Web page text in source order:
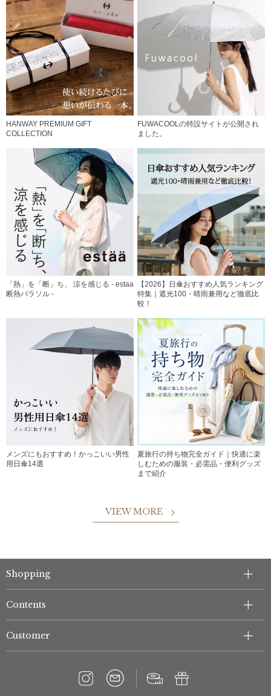
HANWAY PREMIUM GIFT
COLLECTION
FUWACOOLの特設サイトが公開され
ました。
「熱」を「断」ち、 涼を感じる - estaa
断熱パラソル -
【2026】日傘おすすめ人気ランキング
特集｜遮光100・晴雨兼用など徹底比
較！
メンズにもおすすめ！かっこいい男性
用日傘14選
夏旅行の持ち物完全ガイド｜快適に楽
しむための服装・必需品・便利グッズ
まで紹介
VIEW MORE
Shopping
Contents
Customer